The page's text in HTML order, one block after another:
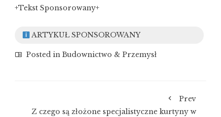
+Tekst Sponsorowany+
ARTYKUŁ SPONSOROWANY
Posted in Budownictwo & Przemysł
Prev
Z czego są złożone specjalistyczne kurtyny w